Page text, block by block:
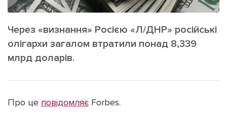
Розслідування
Ініціативи
Лонгріди
[email protected] Реклама на сайті
Через «визнання» Росією «Л/ДНР» російські
олігархи загалом втратили понад 8,339
млрд доларів.
Про це повідомляє Forbes.